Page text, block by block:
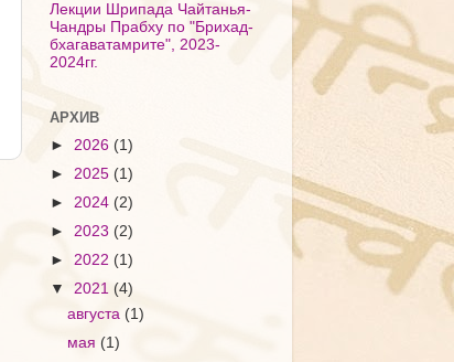
Лекции Шрипада Чайтанья-
Чандры Прабху по "Брихад-
бхагаватамрите", 2023-
2024гг.
АРХИВ
► 2026 (1)
► 2025 (1)
► 2024 (2)
► 2023 (2)
► 2022 (1)
▼ 2021 (4)
августа(1)
мая (1)